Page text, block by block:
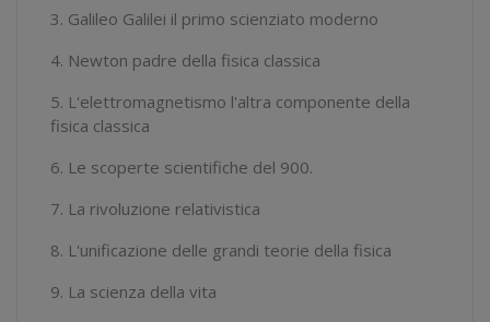
3. Galileo Galilei il primo scienziato moderno
4. Newton padre della fisica classica
5. L'elettromagnetismo l'altra componente della
fisica classica
6. Le scoperte scientifiche del 900.
7. La rivoluzione relativistica
8. L'unificazione delle grandi teorie della fisica
9. La scienza della vita